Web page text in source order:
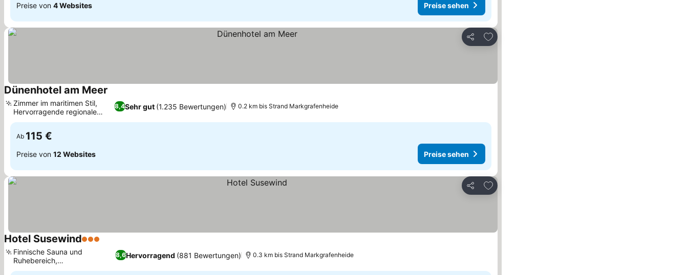
Preise von 4 Websites Preise sehen
Teilen
Zu Favoriten hinzufügen
Dünenhotel am Meer
8,4Sehr gut (1.235 Bewertungen)
Zimmer im maritimen Stil,
Hervorragende regionale
Küche
0.2 km bis Strand Markgrafenheide
Ab 115 €
Preise von 12 Websites Preise sehen
Teilen
Zu Favoriten hinzufügen
Hotel Susewind3 Sterne
8,6Hervorragend (881 Bewertungen)
Finnische Sauna und
Ruhebereich,
Fahrradunterstand vor Ort
0.3 km bis Strand Markgrafenheide